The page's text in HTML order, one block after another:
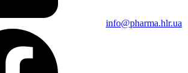
info@pharma.hlr.ua